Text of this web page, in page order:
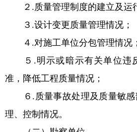
２.质量管理制度的建立及运
３.设计变更质量管理情况；
４.对施工单位分包管理情况；
５.明示或暗示有关单位违
准，降低工程质量情况；
６.质量事故处理及质量敏感
理、控制情况。